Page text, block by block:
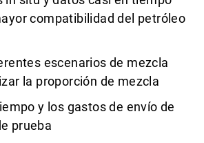
compatibilidad del petróleo
escenarios de mezcla
la proporción de mezcla
y los gastos de envío de
prueba